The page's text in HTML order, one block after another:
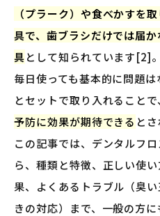
（プラーク）や食べかすを
具で、歯ブラシだけでは届
具として知られています[2]。
毎日使っても基本的に問題
とセットで取り入れることで
予防に効果が期待できる と
この記事では、デンタルフ
ら、種類と特徴、正しい使
果、よくあるトラブル（臭
きの対応）まで、一般の方